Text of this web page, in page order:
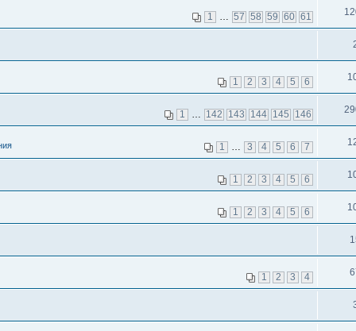
1 … 57 58 59 60 61
1 2 3 4 5 6
1 … 142 143 144 145 146
1 … 3 4 5 6 7
1 2 3 4 5 6
1 2 3 4 5 6
1 2 3 4